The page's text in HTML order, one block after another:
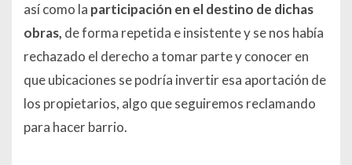
así como la participación en el destino de dichas
obras, de forma repetida e insistente y se nos había
rechazado el derecho a tomar parte y conocer en
que ubicaciones se podría invertir esa aportación de
los propietarios, algo que seguiremos reclamando
para hacer barrio.